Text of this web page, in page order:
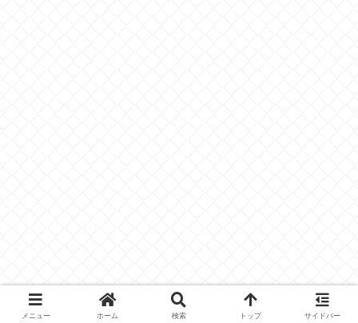
メニュー ホーム 検索 トップ サイドバー